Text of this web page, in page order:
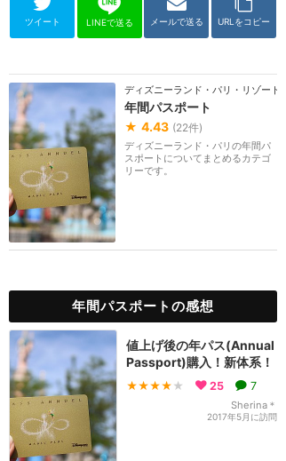
ツイート LINEで送る メールで送る URLをコピー
ディズニーランド・パリ・リゾート
年間パスポート
★ 4.43 (22件)
ディズニーランド・パリの年間パ
スポートについてまとめるカテゴ
リーです。
年間パスポートの感想
値上げ後の年パス(Annual
Passport)購入！新体系！
★★★★ ★ 25 7
Sherina＊
2017年5月に訪問